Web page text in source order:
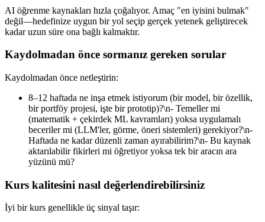
AI öğrenme kaynakları hızla çoğalıyor. Amaç "en iyisini bulmak"
değil—hedefinize uygun bir yol seçip gerçek yetenek geliştirecek
kadar uzun süre ona bağlı kalmaktır.
Kaydolmadan önce sormanız gereken sorular
Kaydolmadan önce netleştirin:
8–12 haftada ne inşa etmek istiyorum (bir model, bir özellik,
bir portföy projesi, işte bir prototip)?\n- Temeller mi
(matematik + çekirdek ML kavramları) yoksa uygulamalı
beceriler mi (LLM'ler, görme, öneri sistemleri) gerekiyor?\n-
Haftada ne kadar düzenli zaman ayırabilirim?\n- Bu kaynak
aktarılabilir fikirleri mi öğretiyor yoksa tek bir aracın ara
yüzünü mü?
Kurs kalitesini nasıl değerlendirebilirsiniz
İyi bir kurs genellikle üç sinyal taşır: